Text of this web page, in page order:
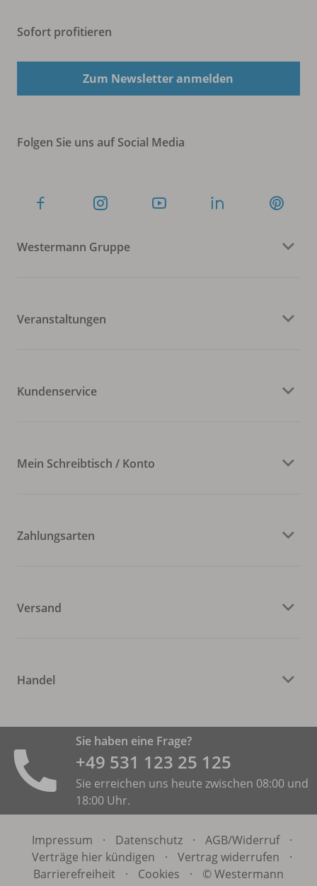
Sofort profitieren
Zum Newsletter anmelden
Folgen Sie uns auf Social Media
Westermann Gruppe
Veranstaltungen
Kundenservice
Mein Schreibtisch / Konto
Zahlungsarten
Versand
Handel
Sie haben eine Frage?
+49 531 ­123 25 125
Sie erreichen uns heute zwischen 08:00 und
18:00 Uhr.
Impressum · Datenschutz · AGB/Widerruf
·
Verträge hier kündigen
· Vertrag widerrufen
·
Barrierefreiheit
· Cookies · © Westermann